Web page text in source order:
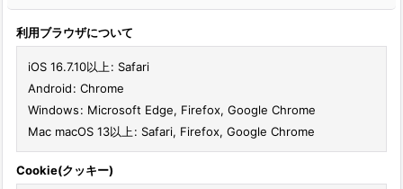
利用ブラウザについて
iOS 16.7.10以上: Safari
Android: Chrome
Windows: Microsoft Edge, Firefox, Google Chrome
Mac macOS 13以上: Safari, Firefox, Google Chrome
Cookie(クッキー)